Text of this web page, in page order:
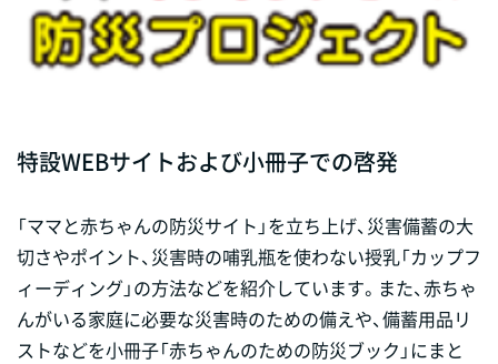
特設WEBサイトおよび小冊子での啓発
「ママと赤ちゃんの防災サイト」を立ち上げ、災害備蓄の大
切さやポイント、災害時の哺乳瓶を使わない授乳「カップフ
ィーディング」の方法などを紹介しています。また、赤ちゃ
んがいる家庭に必要な災害時のための備えや、備蓄用品リ
ストなどを小冊子「赤ちゃんのための防災ブック」にまと